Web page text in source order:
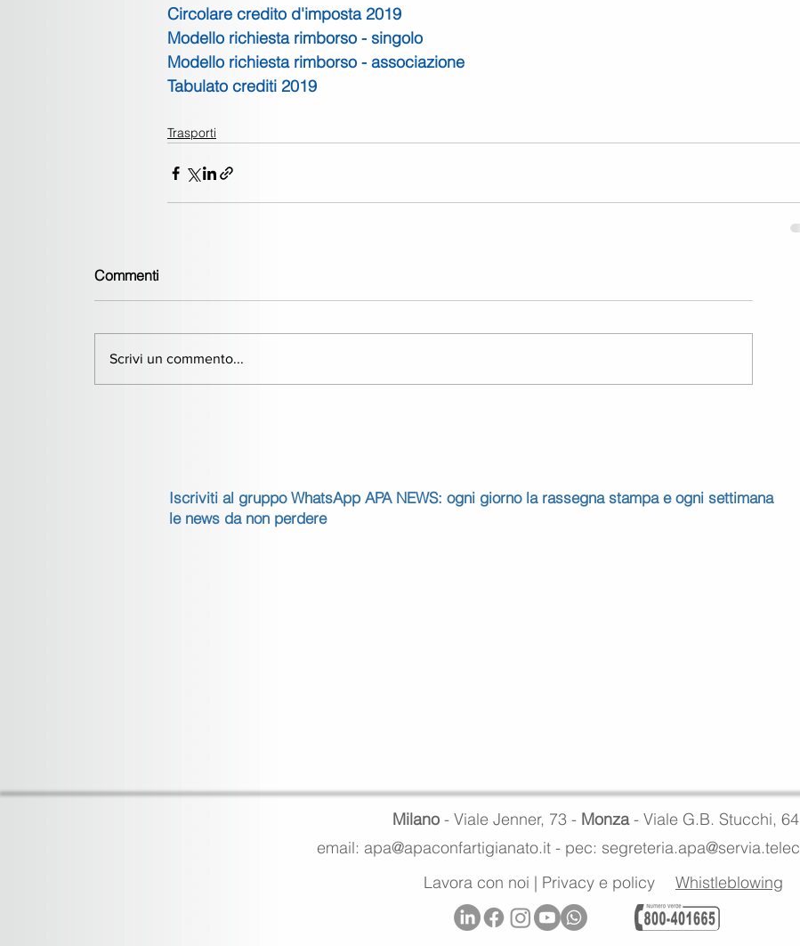
Circolare credito d'imposta 2019
Modello richiesta rimborso - singolo
Modello richiesta rimborso - associazione
Tabulato crediti 2019
Trasporti
Commenti
Scrivi un commento...
Iscriviti al gruppo WhatsApp APA NEWS: ogni giorno la rassegna stampa e ogni settimana
le news da non perdere
Milano - Viale Jenner, 73 - Monza- Viale G.B. Stucchi, 64
email: apa@apaconfartigianato.it - pec:
Lavora con noi | Privacy e policy Whistleblowing